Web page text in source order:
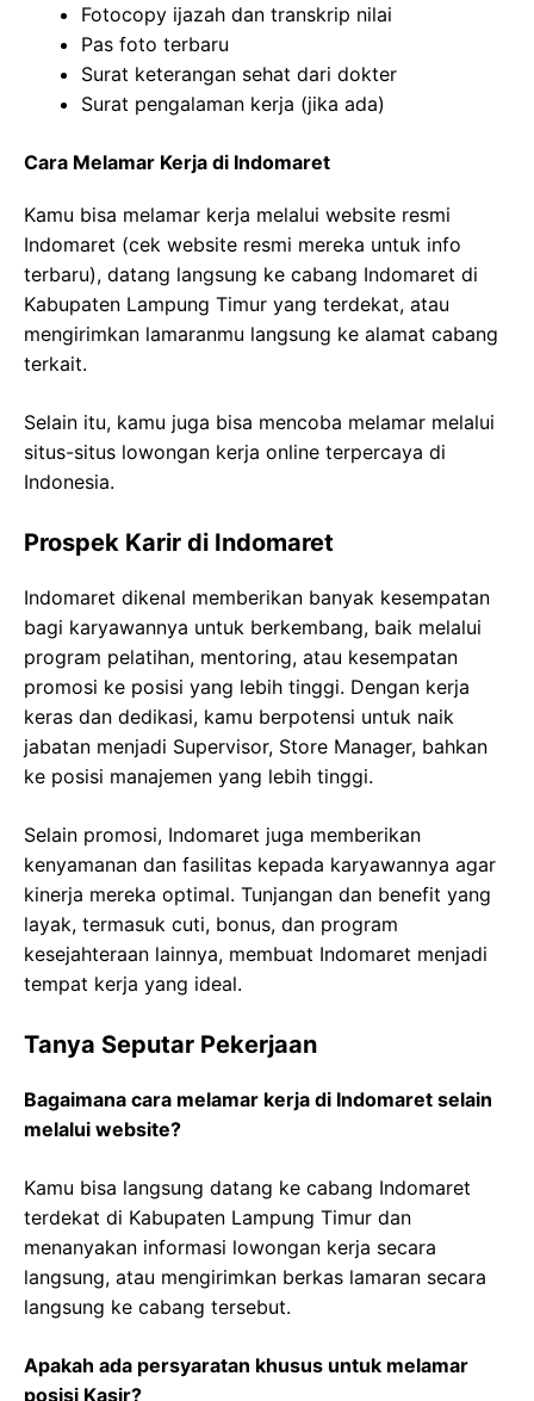
Fotocopy ijazah dan transkrip nilai
Pas foto terbaru
Surat keterangan sehat dari dokter
Surat pengalaman kerja (jika ada)
Cara Melamar Kerja di Indomaret
Kamu bisa melamar kerja melalui website resmi
Indomaret (cek website resmi mereka untuk info
terbaru), datang langsung ke cabang Indomaret di
Kabupaten Lampung Timur yang terdekat, atau
mengirimkan lamaranmu langsung ke alamat cabang
terkait.
Selain itu, kamu juga bisa mencoba melamar melalui
situs-situs lowongan kerja online terpercaya di
Indonesia.
Prospek Karir di Indomaret
Indomaret dikenal memberikan banyak kesempatan
bagi karyawannya untuk berkembang, baik melalui
program pelatihan, mentoring, atau kesempatan
promosi ke posisi yang lebih tinggi. Dengan kerja
keras dan dedikasi, kamu berpotensi untuk naik
jabatan menjadi Supervisor, Store Manager, bahkan
ke posisi manajemen yang lebih tinggi.
Selain promosi, Indomaret juga memberikan
kenyamanan dan fasilitas kepada karyawannya agar
kinerja mereka optimal. Tunjangan dan benefit yang
layak, termasuk cuti, bonus, dan program
kesejahteraan lainnya, membuat Indomaret menjadi
tempat kerja yang ideal.
Tanya Seputar Pekerjaan
Bagaimana cara melamar kerja di Indomaret selain
melalui website?
Kamu bisa langsung datang ke cabang Indomaret
terdekat di Kabupaten Lampung Timur dan
menanyakan informasi lowongan kerja secara
langsung, atau mengirimkan berkas lamaran secara
langsung ke cabang tersebut.
Apakah ada persyaratan khusus untuk melamar
posisi Kasir?